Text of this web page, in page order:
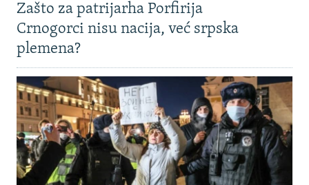
Zašto za patrijarha Porfirija
Crnogorci nisu nacija, već srpska
plemena?